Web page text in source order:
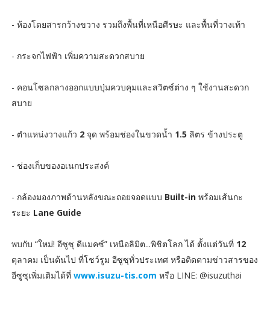
- ห้องโดยสารกว้างขวาง รวมถึงพื้นที่เหนือศีรษะ และพื้นที่วางเท้า
- กระจกไฟฟ้า เพิ่มความสะดวกสบาย
- คอนโซลกลางออกแบบปุ่มควบคุมและสวิตซ์ต่าง ๆ ใช้งานสะดวก
สบาย
- ตำแหน่งวางแก้ว 2 จุด พร้อมช่องในขวดน้ำ 1.5 ลิตร ข้างประตู
- ช่องเก็บของอเนกประสงค์
- กล้องมองภาพด้านหลังขณะถอยจอดแบบ Built-in พร้อมเส้นกะ
ระยะ Lane Guide
พบกับ “ใหม่! อีซูซุ ดีแมคซ์” เหนือลิมิต...พิชิตโลก ได้ ตั้งแต่วันที่ 12
ตุลาคม เป็นต้นไป ที่โชว์รูม อีซูซุทั่วประเทศ หรือติดตามข่าวสารของ
อีซูซุเพิ่มเติมได้ที่ www.isuzu-tis.com หรือ LINE: @isuzuthai